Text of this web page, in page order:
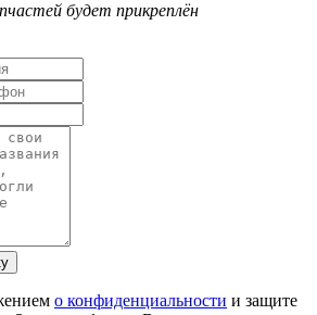
будет прикреплён
о конфиденциальности и защите